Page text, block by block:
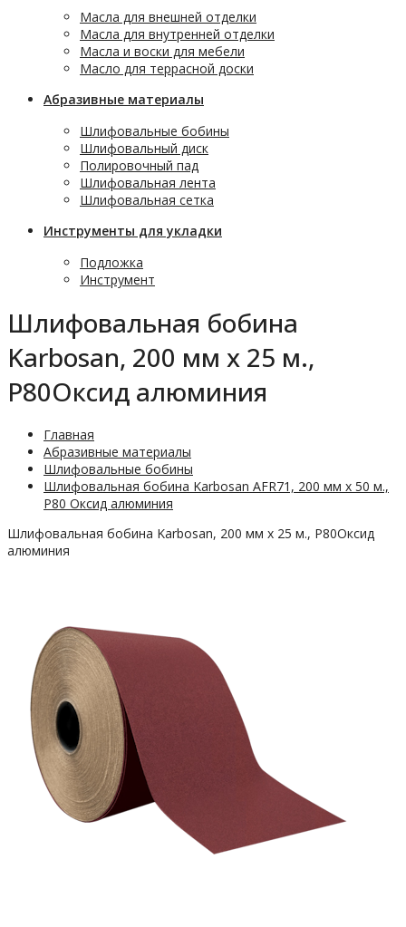
Масла для внешней отделки
Масла для внутренней отделки
Масла и воски для мебели
Масло для террасной доски
Абразивные материалы
Шлифовальные бобины
Шлифовальный диск
Полировочный пад
Шлифовальная лента
Шлифовальная сетка
Инструменты для укладки
Подложка
Инструмент
Шлифовальная бобина
Karbosan, 200 мм х 25 м.,
Р80Оксид алюминия
Главная
Абразивные материалы
Шлифовальные бобины
Шлифовальная бобина Karbosan AFR71, 200 мм х 50 м.,
P80 Оксид алюминия
Шлифовальная бобина Karbosan, 200 мм х 25 м., Р80Оксид
алюминия